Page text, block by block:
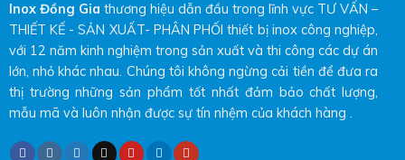
Inox Đồng Gia thương hiệu dẫn đầu trong lĩnh vực TƯ VẤN –
THIẾT KẾ - SẢN XUẤT- PHÂN PHỐI thiết bị inox công nghiệp,
với 12 năm kinh nghiệm trong sản xuất và thi công các dự án
lớn, nhỏ khác nhau. Chúng tôi không ngừng cải tiền để đưa ra
thị trường những sản phẩm tốt nhất đảm bảo chất lượng,
mẫu mã và luôn nhận được sự tín nhệm của khách hàng .